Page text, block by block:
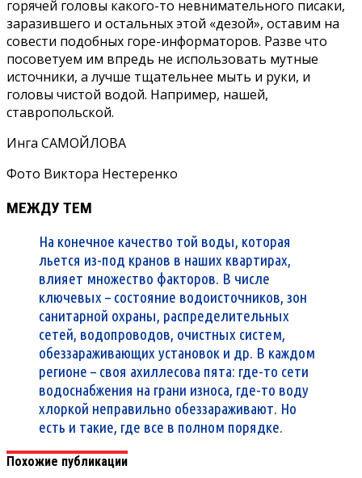
горячей головы какого-то невнимательного писаки,
заразившего и остальных этой «дезой», оставим на
совести подобных горе-информаторов. Разве что
посоветуем им впредь не использовать мутные
источники, а лучше тщательнее мыть и руки, и
головы чистой водой. Например, нашей,
ставропольской.
Инга САМОЙЛОВА
Фото Виктора Нестеренко
МЕЖДУ ТЕМ
На конечное качество той воды, которая
льется из-под кранов в наших квартирах,
влияет множество факторов. В числе
ключевых – состояние водоисточников, зон
санитарной охраны, распределительных
сетей, водопроводов, очистных систем,
обеззараживающих установок и др. В каждом
регионе – своя ахиллесова пята: где-то сети
водоснабжения на грани износа, где-то воду
хлоркой неправильно обеззараживают. Но
есть и такие, где все в полном порядке.
Похожие публикации